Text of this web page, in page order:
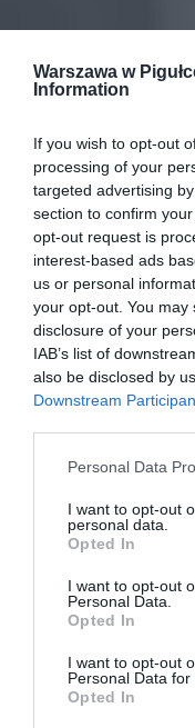
Warszawa w
Information
If you wish to opt-out
processing of your
targeted advertising
section to confirm
opt-out request is
interest-based ads
us or personal
your opt-out. You
disclosure of your
IAB’s list of
also be disclosed by
Downstream
Personal Data
I want to opt-out
personal data.
Opted In
I want to opt-out
Personal Data.
Opted In
I want to opt-out
Personal Data for
Opted In